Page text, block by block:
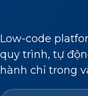
Low-code
quy trình, tự
hành chỉ trong